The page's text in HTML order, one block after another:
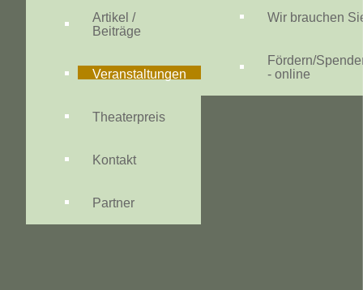
Artikel /
Beiträge
Veranstaltungen
Theaterpreis
Kontakt
Partner
Wir brauchen
Fördern/
- online